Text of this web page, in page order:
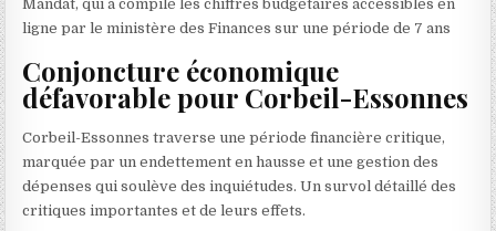
Mandat, qui a compilé les chiffres budgétaires accessibles en
ligne par le ministère des Finances sur une période de 7 ans
Conjoncture économique
défavorable pour Corbeil-Essonnes
Corbeil-Essonnes traverse une période financière critique,
marquée par un endettement en hausse et une gestion des
dépenses qui soulève des inquiétudes. Un survol détaillé des
critiques importantes et de leurs effets.